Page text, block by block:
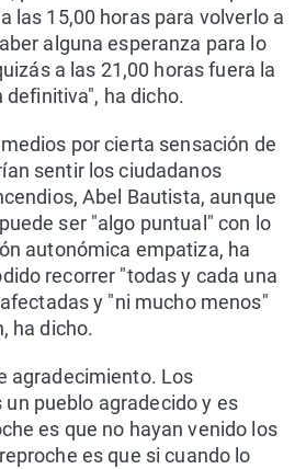
las 15,00 horas para volverlo a
alguna esperanza para lo
a las 21,00 horas fuera la
definitiva", ha dicho.
por cierta sensación de
sentir los ciudadanos
Abel Bautista, aunque
ser "algo puntual" con lo
autonómica empatiza, ha
recorrer "todas y cada una
y "ni mucho menos"
ha dicho.
agradecimiento. Los
pueblo agradecido y es
es que no hayan venido los
es que si cuando lo